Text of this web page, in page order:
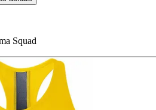
Squad